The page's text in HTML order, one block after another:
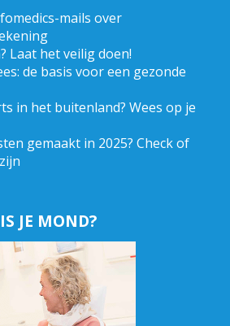
mails over
Laat het veilig doen!
de basis voor een gezonde
in het buitenland? Wees op je
gemaakt in 2025? Check of
JE MOND?